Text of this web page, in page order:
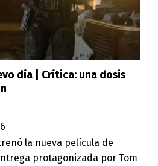
día | Crítica: una dosis
la nueva película de
protagonizada por Tom